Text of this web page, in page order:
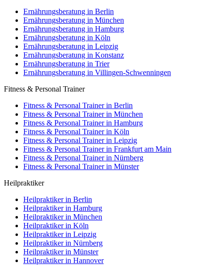
Ernährungsberatung in Berlin
Ernährungsberatung in München
Ernährungsberatung in Hamburg
Ernährungsberatung in Köln
Ernährungsberatung in Leipzig
Ernährungsberatung in Konstanz
Ernährungsberatung in Trier
Ernährungsberatung in Villingen-Schwenningen
Fitness & Personal Trainer
Fitness & Personal Trainer in Berlin
Fitness & Personal Trainer in München
Fitness & Personal Trainer in Hamburg
Fitness & Personal Trainer in Köln
Fitness & Personal Trainer in Leipzig
Fitness & Personal Trainer in Frankfurt am Main
Fitness & Personal Trainer in Nürnberg
Fitness & Personal Trainer in Münster
Heilpraktiker
Heilpraktiker in Berlin
Heilpraktiker in Hamburg
Heilpraktiker in München
Heilpraktiker in Köln
Heilpraktiker in Leipzig
Heilpraktiker in Nürnberg
Heilpraktiker in Münster
Heilpraktiker in Hannover